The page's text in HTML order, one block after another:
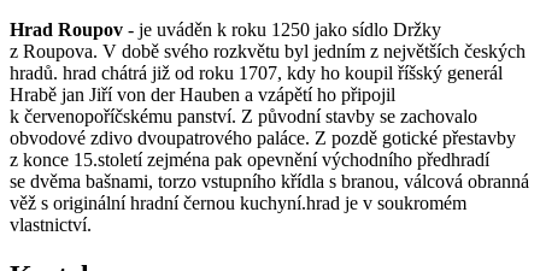
Hrad Roupov - je uváděn k roku 1250 jako sídlo Držky
z Roupova. V době svého rozkvětu byl jedním z největších českých
hradů. hrad chátrá již od roku 1707, kdy ho koupil říšský generál
Hrabě jan Jiří von der Hauben a vzápětí ho připojil
k červenopoříčskému panství. Z původní stavby se zachovalo
obvodové zdivo dvoupatrového paláce. Z pozdě gotické přestavby
z konce 15.století zejména pak opevnění východního předhradí
se dvěma bašnami, torzo vstupního křídla s branou, válcová obranná
věž s originální hradní černou kuchyní.hrad je v soukromém
vlastnictví.